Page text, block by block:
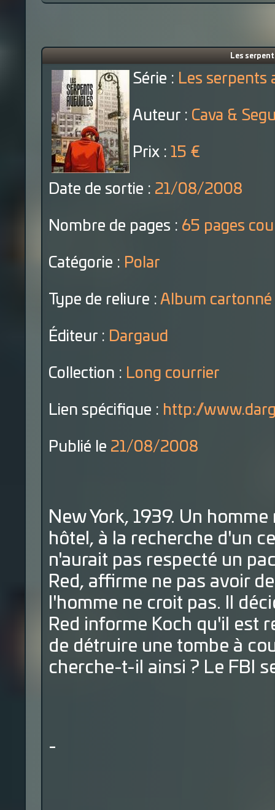
Les
Série : Les serpents
Auteur : Cava &
Prix : 15 €
Date de sortie : 21/08/2008
Nombre de pages : 65 pages
Catégorie : Polar
Type de reliure : Album cartonné
Éditeur : Dargaud
Collection : Long courrier
Lien spécifique : http://
Publié le 21/08/2008
New York, 1939. Un
hôtel, à la recherche d'un
n'aurait pas respecté un
Red, affirme ne pas avoir
l'homme ne croit pas. Il
Red informe Koch qu'il est
de détruire une tombe à
cherche-t-il ainsi ? Le FBI
-